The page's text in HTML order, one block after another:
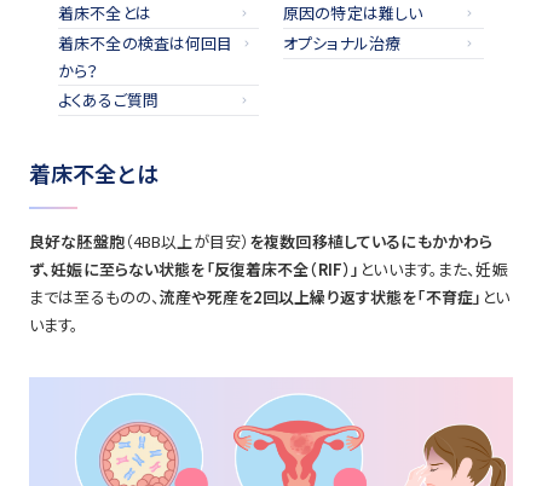
着床不全とは
原因の特定は難しい
着床不全の検査は何回目
から？
オプショナル治療
よくあるご質問
着床不全とは
良好な胚盤胞（4BB以上が目安） を複数回移植しているにもかかわら
ず、妊娠に至らない状態を「反復着床不全（RIF）」 といいます。また、妊娠
までは至るものの、流産や死産を2回以上繰り返す状態を「不育症」 とい
います。